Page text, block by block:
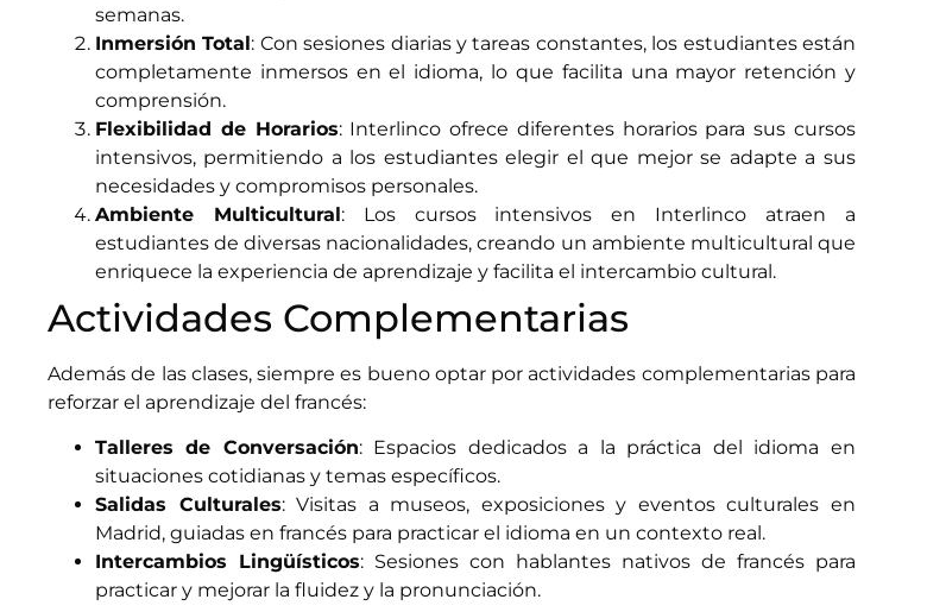
semanas.
Inmersión Total: Con sesiones diarias y tareas constantes, los estudiantes están
completamente inmersos en el idioma, lo que facilita una mayor retención y
comprensión.
Flexibilidad de Horarios: Interlinco ofrece diferentes horarios para sus cursos
intensivos, permitiendo a los estudiantes elegir el que mejor se adapte a sus
necesidades y compromisos personales.
Ambiente Multicultural: Los cursos intensivos en Interlinco atraen a
estudiantes de diversas nacionalidades, creando un ambiente multicultural que
enriquece la experiencia de aprendizaje y facilita el intercambio cultural.
Actividades Complementarias
Además de las clases, siempre es bueno optar por actividades complementarias para
reforzar el aprendizaje del francés:
Talleres de Conversación: Espacios dedicados a la práctica del idioma en
situaciones cotidianas y temas específicos.
Salidas Culturales: Visitas a museos, exposiciones y eventos culturales en
Madrid, guiadas en francés para practicar el idioma en un contexto real.
Intercambios Lingüísticos: Sesiones con hablantes nativos de francés para
practicar y mejorar la fluidez y la pronunciación.